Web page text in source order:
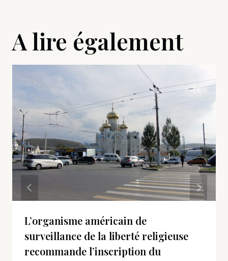
A lire également
L’organisme américain de
surveillance de la liberté religieuse
recommande l’inscription du